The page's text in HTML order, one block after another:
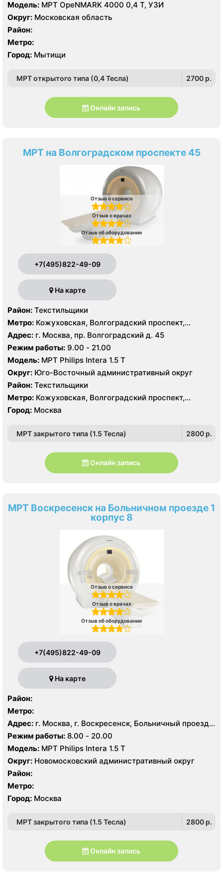
Модель: МРТ OpeNMARK 4000 0,4 Т, УЗИ
Округ: Московская область
Район:
Метро:
Город: Мытищи
МРТ открытого типа (0,4 Тесла) 2700 p.
Онлайн запись
МРТ на Волгоградском проспекте 45
Отзыв о сервисе
Отзыв о врачах
Отзыв об оборудовании
+7(495)822-49-09
На карте
Район: Текстильщики
Метро: Кожуховская, Волгоградский проспект,
Текстильщики
Адрес: г. Москва, пр. Волгоградский д. 45
Режим работы: 9.00 - 21.00
Модель: МРТ Philips Intera 1.5 T
Округ: Юго-Восточный административный округ
Район: Текстильщики
Метро: Кожуховская, Волгоградский проспект,
Текстильщики
Город: Москва
МРТ закрытого типа (1.5 Тесла) 2800 p.
Онлайн запись
МРТ Воскресенск на Больничном проезде 1
корпус 8
Отзыв о сервисе
Отзыв о врачах
Отзыв об оборудовании
+7(495)822-49-09
На карте
Район:
Метро:
Адрес: г. Москва, г. Воскресенск, Больничный проезд,
д. 1, корп. 8
Режим работы: 8.00 - 20.00
Модель: МРТ Philips Intera 1.5 T
Округ: Новомосковский административный округ
Район:
Метро:
Город: Москва
МРТ закрытого типа (1.5 Тесла) 2800 p.
Онлайн запись